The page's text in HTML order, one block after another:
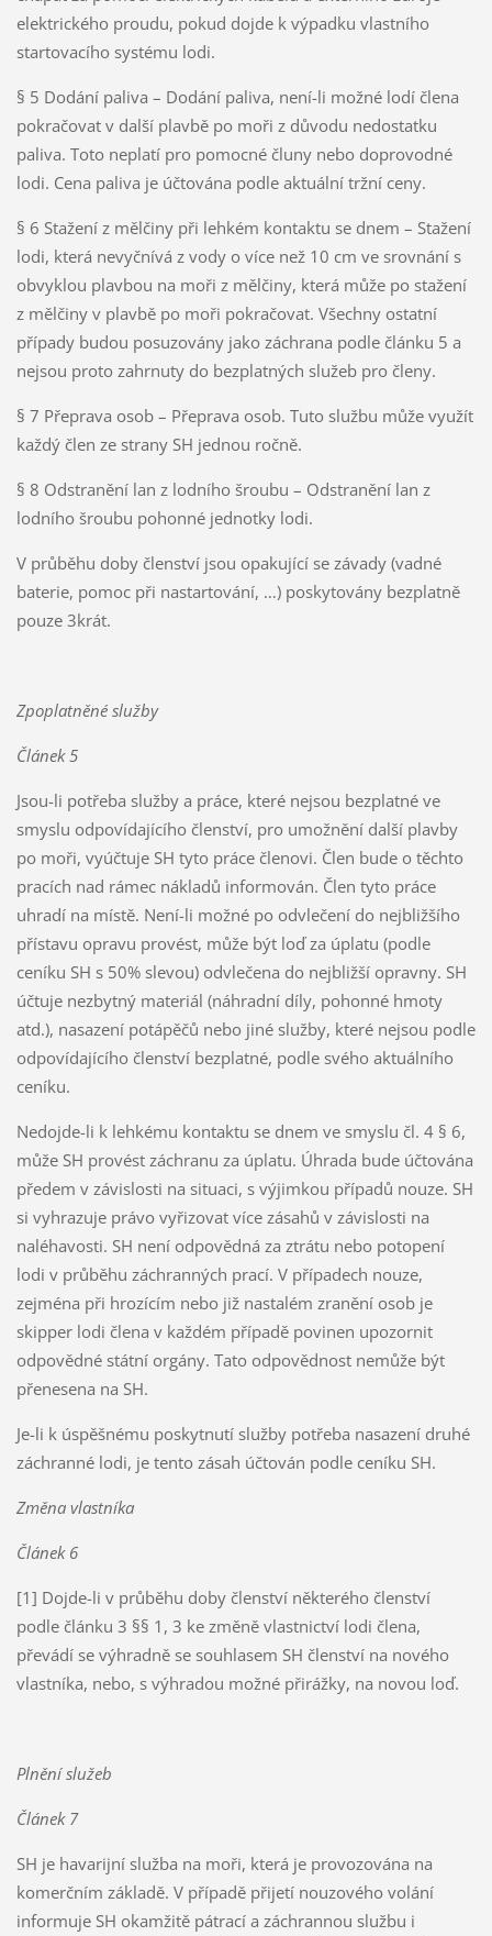
elektrického proudu, pokud dojde k výpadku vlastního
startovacího systému lodi.
§ 5 Dodání paliva – Dodání paliva, není-li možné lodí člena
pokračovat v další plavbě po moři z důvodu nedostatku
paliva. Toto neplatí pro pomocné čluny nebo doprovodné
lodi. Cena paliva je účtována podle aktuální tržní ceny.
§ 6 Stažení z mělčiny při lehkém kontaktu se dnem – Stažení
lodi, která nevyčnívá z vody o více než 10 cm ve srovnání s
obvyklou plavbou na moři z mělčiny, která může po stažení
z mělčiny v plavbě po moři pokračovat. Všechny ostatní
případy budou posuzovány jako záchrana podle článku 5 a
nejsou proto zahrnuty do bezplatných služeb pro členy.
§ 7 Přeprava osob – Přeprava osob. Tuto službu může využít
každý člen ze strany SH jednou ročně.
§ 8 Odstranění lan z lodního šroubu – Odstranění lan z
lodního šroubu pohonné jednotky lodi.
V průběhu doby členství jsou opakující se závady (vadné
baterie, pomoc při nastartování, …) poskytovány bezplatně
pouze 3krát.
Zpoplatněné služby
Článek 5
Jsou-li potřeba služby a práce, které nejsou bezplatné ve
smyslu odpovídajícího členství, pro umožnění další plavby
po moři, vyúčtuje SH tyto práce členovi. Člen bude o těchto
pracích nad rámec nákladů informován. Člen tyto práce
uhradí na místě. Není-li možné po odvlečení do nejbližšího
přístavu opravu provést, může být loď za úplatu (podle
ceníku SH s 50% slevou) odvlečena do nejbližší opravny. SH
účtuje nezbytný materiál (náhradní díly, pohonné hmoty
atd.), nasazení potápěčů nebo jiné služby, které nejsou podle
odpovídajícího členství bezplatné, podle svého aktuálního
ceníku.
Nedojde-li k lehkému kontaktu se dnem ve smyslu čl. 4 § 6,
může SH provést záchranu za úplatu. Úhrada bude účtována
předem v závislosti na situaci, s výjimkou případů nouze. SH
si vyhrazuje právo vyřizovat více zásahů v závislosti na
naléhavosti. SH není odpovědná za ztrátu nebo potopení
lodi v průběhu záchranných prací. V případech nouze,
zejména při hrozícím nebo již nastalém zranění osob je
skipper lodi člena v každém případě povinen upozornit
odpovědné státní orgány. Tato odpovědnost nemůže být
přenesena na SH.
Je-li k úspěšnému poskytnutí služby potřeba nasazení druhé
záchranné lodi, je tento zásah účtován podle ceníku SH.
Změna vlastníka
Článek 6
[1] Dojde-li v průběhu doby členství některého členství
podle článku 3 §§ 1, 3 ke změně vlastnictví lodi člena,
převádí se výhradně se souhlasem SH členství na nového
vlastníka, nebo, s výhradou možné přirážky, na novou loď.
Plnění služeb
Článek 7
SH je havarijní služba na moři, která je provozována na
komerčním základě. V případě přijetí nouzového volání
informuje SH okamžitě pátrací a záchrannou službu i